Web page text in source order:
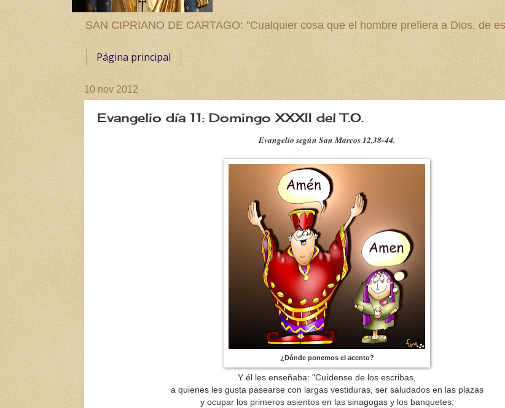
SAN CIPRIANO DE CARTAGO: "Cualquier cosa que el hombre prefiera a Dios, de
Página principal
10 nov 2012
Evangelio día 11: Domingo XXXII del T.O.
Evangelio según San Marcos 12,38-44.
¿Dónde ponemos el acento?
Y él les enseñaba: "Cuídense de los escribas,
a quienes les gusta pasearse con largas vestiduras, ser saludados en las plazas
y ocupar los primeros asientos en las sinagogas y los banquetes;